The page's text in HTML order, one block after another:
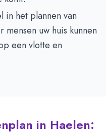
in het plannen van
uw huis kunnen
een vlotte en
in Haelen: